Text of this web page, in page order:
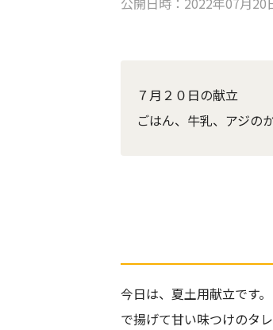
７月２０日の献立
ごはん、牛乳、アジの
今日は、夏土用献立です
で揚げて甘い味つけのタ